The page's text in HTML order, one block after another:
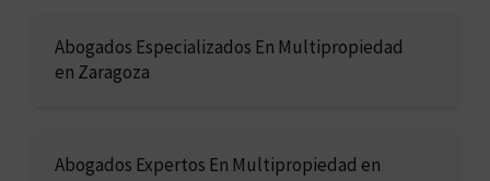
Abogados Especializados En Multipropiedad
en Zaragoza
Abogados Expertos En Multipropiedad en